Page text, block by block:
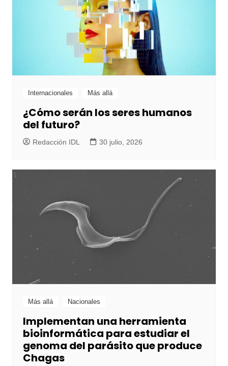
Internacionales Más allá
¿Cómo serán los seres humanos
del futuro?
Redacción IDL 30 julio, 2026
Más allá Nacionales
Implementan una herramienta
bioinformática para estudiar el
genoma del parásito que produce
Chagas